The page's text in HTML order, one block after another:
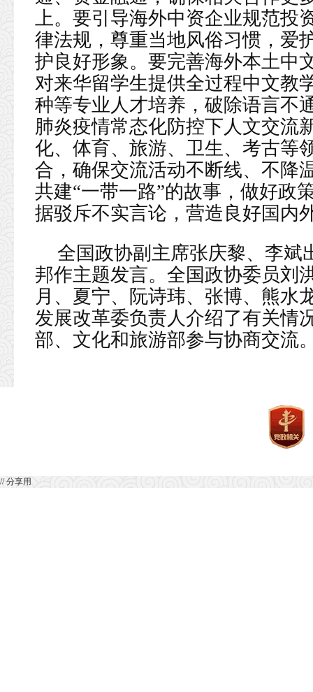
上。要引导海外中资企业规范
律法规，尊重当地风俗习惯，爱
护良好形象。要完善海外本土中
对来华留学生提供全过程中文教
种等专业人才培养，破除语言不
肺炎疫情常态化防控下人文交流
化、体育、旅游、卫生、考古等
合，确保交流活动不断线、不降
共建“一带一路”的故事，做好政
据驳斥不实言论，营造良好国内
全国政协副主席张庆黎、李斌
邦作主题发言。全国政协委员刘
月、夏宁、阮诗玮、张博、熊水
发展改革委负责人介绍了有关情
部、文化和旅游部参与协商交流
// 分享用